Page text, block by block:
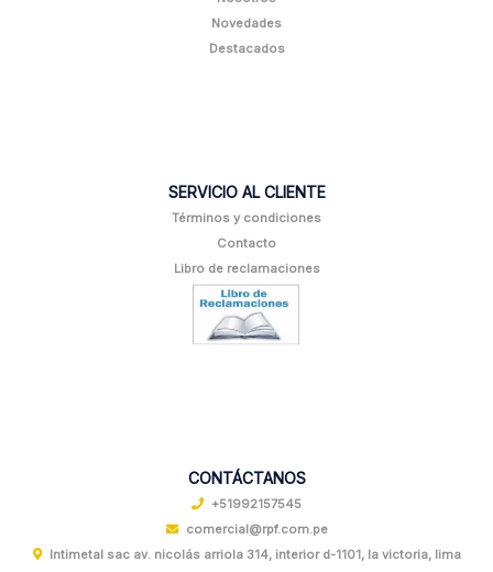
Novedades
Destacados
SERVICIO AL CLIENTE
Términos y condiciones
Contacto
Libro de reclamaciones
CONTÁCTANOS
+51992157545
comercial@rpf.com.pe
Intimetal sac av. nicolás arriola 314, interior d-1101, la victoria, lima